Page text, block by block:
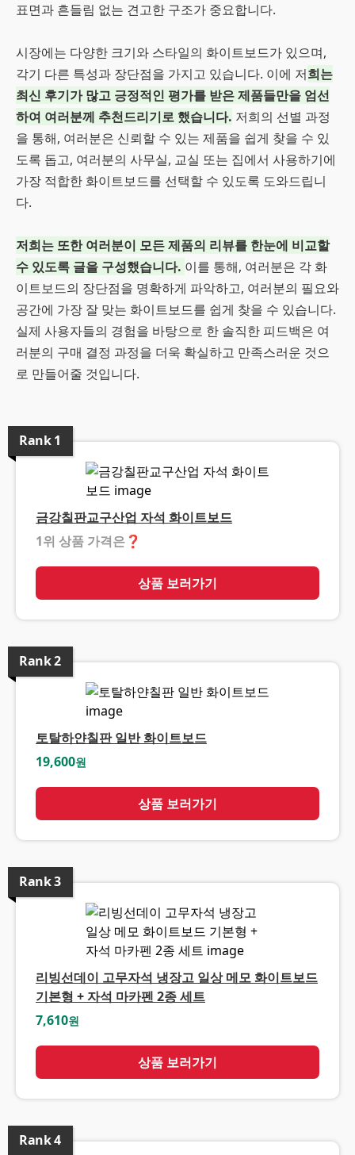
표면과 흔들림 없는 견고한 구조가 중요합니다.
시장에는 다양한 크기와 스타일의 화이트보드가 있으며,
각기 다른 특성과 장단점을 가지고 있습니다. 이에 저희는
최신 후기가 많고 긍정적인 평가를 받은 제품들만을 엄선
하여 여러분께 추천드리기로 했습니다. 저희의 선별 과정
을 통해, 여러분은 신뢰할 수 있는 제품을 쉽게 찾을 수 있
도록 돕고, 여러분의 사무실, 교실 또는 집에서 사용하기에
가장 적합한 화이트보드를 선택할 수 있도록 도와드립니
다.
저희는 또한 여러분이 모든 제품의 리뷰를 한눈에 비교할
수 있도록 글을 구성했습니다. 이를 통해, 여러분은 각 화
이트보드의 장단점을 명확하게 파악하고, 여러분의 필요와
공간에 가장 잘 맞는 화이트보드를 쉽게 찾을 수 있습니다.
실제 사용자들의 경험을 바탕으로 한 솔직한 피드백은 여
러분의 구매 결정 과정을 더욱 확실하고 만족스러운 것으
로 만들어줄 것입니다.
Rank1
금강칠판교구산업 자석 화이트보드
1위 상품 가격은 ❓
상품 보러가기
Rank2
토탈하얀칠판 일반 화이트보드
19,600원
상품 보러가기
Rank3
리빙선데이 고무자석 냉장고 일상 메모 화이트보드
기본형 + 자석 마카펜 2종 세트
7,610원
상품 보러가기
Rank4